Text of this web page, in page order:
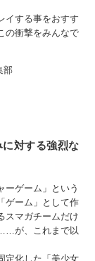
イする事をおすす
の衝撃をみんなで
部
対する強烈な
ーゲーム」という
ゲーム」として作
スマガチームだけ
が、これまで以
定化した「美少女